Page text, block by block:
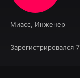
Миасс, Инженер
Зарегистрировался